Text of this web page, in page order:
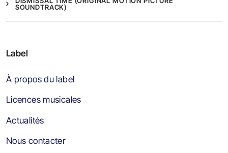
SOUNDTRACK)
Label
À propos du label
Licences musicales
Actualités
Nous contacter